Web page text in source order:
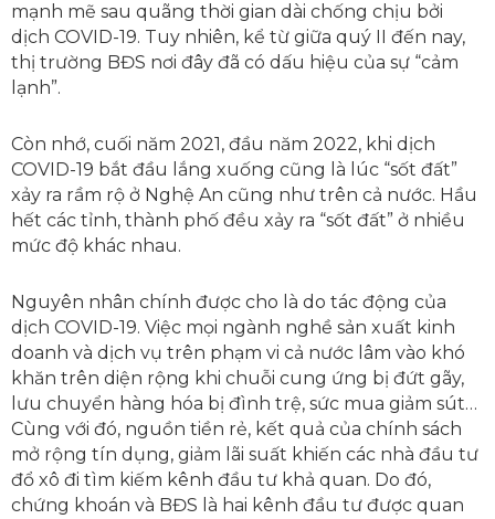
mạnh mẽ sau quãng thời gian dài chống chịu bởi
dịch COVID-19. Tuy nhiên, kể từ giữa quý II đến nay,
thị trường BĐS nơi đây đã có dấu hiệu của sự “cảm
lạnh”.
Còn nhớ, cuối năm 2021, đầu năm 2022, khi dịch
COVID-19 bắt đầu lắng xuống cũng là lúc “sốt đất”
xảy ra rầm rộ ở Nghệ An cũng như trên cả nước. Hầu
hết các tỉnh, thành phố đều xảy ra “sốt đất” ở nhiều
mức độ khác nhau.
Nguyên nhân chính được cho là do tác động của
dịch COVID-19. Việc mọi ngành nghề sản xuất kinh
doanh và dịch vụ trên phạm vi cả nước lâm vào khó
khăn trên diện rộng khi chuỗi cung ứng bị đứt gãy,
lưu chuyển hàng hóa bị đình trệ, sức mua giảm sút…
Cùng với đó, nguồn tiền rẻ, kết quả của chính sách
mở rộng tín dụng, giảm lãi suất khiến các nhà đầu tư
đổ xô đi tìm kiếm kênh đầu tư khả quan. Do đó,
chứng khoán và BĐS là hai kênh đầu tư được quan